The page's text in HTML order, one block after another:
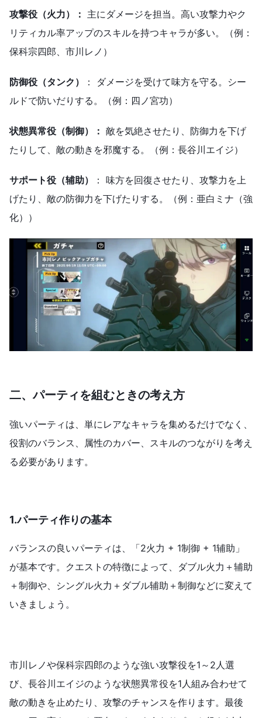
攻撃役（火力）： 主にダメージを担当。高い攻撃力やク
リティカル率アップのスキルを持つキャラが多い。（例：
保科宗四郎、市川レノ）
防御役（タンク）
： ダメージを受けて味方を守る。シー
ルドで防いだりする。（例：四ノ宮功）
状態異常役（制御）： 敵を気絶させたり、防御力を下げ
たりして、敵の動きを邪魔する。（例：長谷川エイジ）
サポート役（辅助）
： 味方を回復させたり、攻撃力を上
げたり、敵の防御力を下げたりする。（例：亜白ミナ（強
化））
二、パーティを組むときの考え方
強いパーティは、単にレアなキャラを集めるだけでなく、
役割のバランス、属性のカバー、スキルのつながりを考え
る必要があります。
1.パーティ作りの基本
バランスの良いパーティは、「2火力 + 1制御 + 1辅助」
が基本です。クエストの特徴によって、ダブル火力＋辅助
＋制御や、シングル火力＋ダブル辅助＋制御などに変えて
いきましょう。
市川レノや保科宗四郎のような強い攻撃役を1～2人選
び、長谷川エイジのような状態異常役を1人組み合わせて
敵の動きを止めたり、攻撃のチャンスを作ります。最後